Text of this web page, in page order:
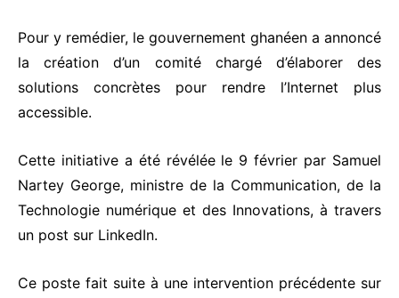
Pour y remédier, le gouvernement ghanéen a annoncé
la création d’un comité chargé d’élaborer des
solutions concrètes pour rendre l’Internet plus
accessible.
Cette initiative a été révélée le 9 février par Samuel
Nartey George, ministre de la Communication, de la
Technologie numérique et des Innovations, à travers
un post sur LinkedIn.
Ce poste fait suite à une intervention précédente sur